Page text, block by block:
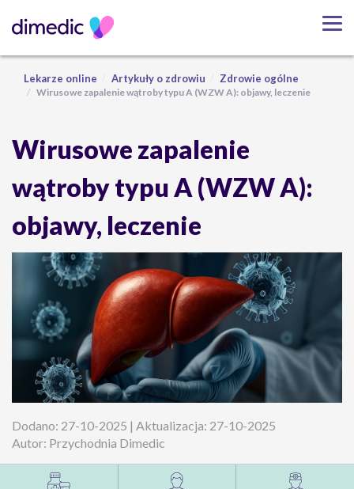
Lekarze online Artykuły o zdrowiu Zdrowie ogólne
Wirusowe zapalenie wątroby typu A (WZW A): objawy, leczenie
Wirusowe zapalenie
wątroby typu A (WZW A):
objawy, leczenie
Dodano: 27-10-2025 | Aktualizacja: 27-10-2025
Autor: Przychodnia Dimedic